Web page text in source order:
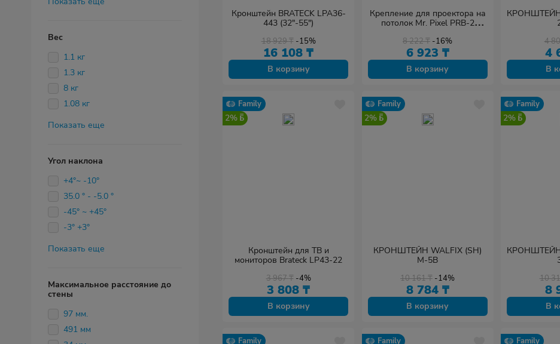
Вес
1.1 кг
1.3 кг
8 кг
1.08 кг
Показать еще
Угол наклона
+4°~ -10°
35.0 ° - -5.0 °
-45° ~ +45°
-3° +3°
Показать еще
Максимальное расстояние до
стены
97 мм.
491 мм
Кронштейн BRATECK LPA36-
443 (32"-55")
18 929₸ -15%
16 108 ₸
В корзину
Крепление для проектора на
потолок Mr. Pixel PRB-2
8 222₸ -16%
6 923 ₸
В корзину
КРОНШТЕЙН
4
4
В
Family
2%
Кронштейн для ТВ и
мониторов Brateck LP43-22
3 967₸ -4%
3 808 ₸
В корзину
Family
2%
КРОНШТЕЙН WALFIX (SH)
M-5B
10 161₸ -14%
8 784 ₸
В корзину
Family
2%
КРОНШТЕЙН
10
8
В
Family Family Family